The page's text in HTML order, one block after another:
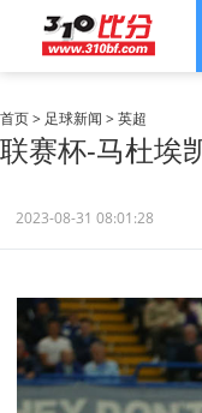
首页> 足球新闻 >英超
联赛杯-马杜埃
2023-08-31 08:01:28